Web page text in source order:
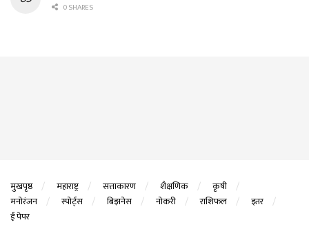
0 SHARES
मुखपृष्ठ महाराष्ट्र सत्ताकारण शैक्षणिक
कृषी
मनोरंजन
स्पोर्ट्स बिझनेस नोकरी राशिफल
इतर
ई पेपर